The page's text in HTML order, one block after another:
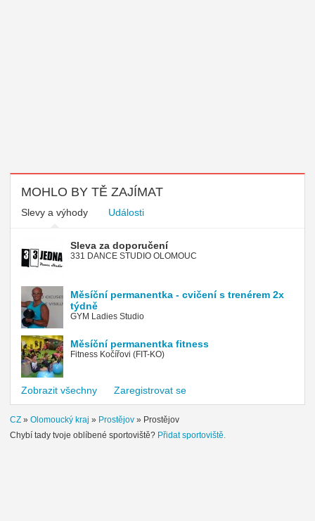
MOHLO BY TĚ ZAJÍMAT
Slevy a výhody Události
Sleva za doporučení
331 DANCE STUDIO OLOMOUC
Měsíční permanentka - cvičení s trenérem 2x
týdně
GYM Ladies Studio
Měsíční permanentka fitness
Fitness Kočířovi (FIT-KO)
Zobrazit všechny Zaregistrovat se
CZ » Olomoucký kraj » Prostějov » Prostějov
Chybí tady tvoje oblíbené sportoviště? Přidat sportoviště.